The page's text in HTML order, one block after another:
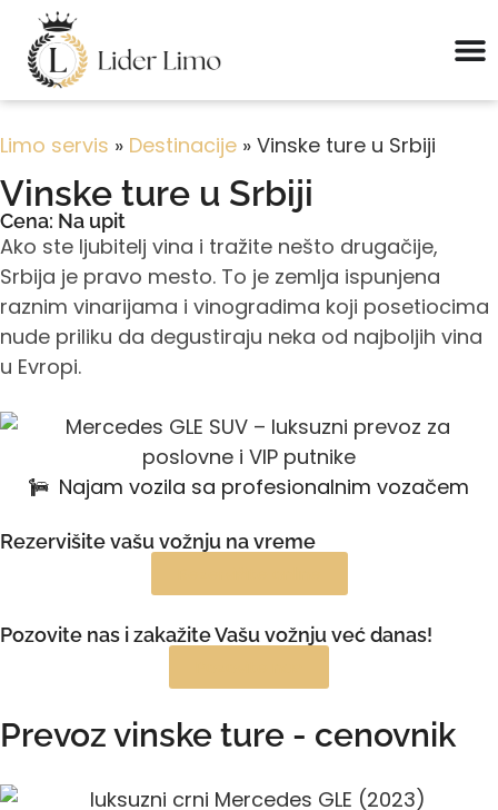
Limo servis » Destinacije » Vinske ture u Srbiji
Vinske ture u Srbiji
Cena: Na upit
Ako ste ljubitelj vina i tražite nešto drugačije,
Srbija je pravo mesto. To je zemlja ispunjena
raznim vinarijama i vinogradima koji posetiocima
nude priliku da degustiraju neka od najboljih vina
u Evropi.
Najam vozila sa profesionalnim vozačem
Rezervišite vašu vožnju na vreme
Pozovite nas i zakažite Vašu vožnju već danas!
Prevoz vinske ture - cenovnik